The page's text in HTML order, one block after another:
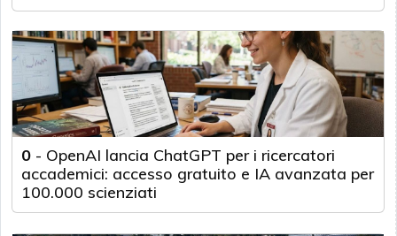
0 - OpenAI lancia ChatGPT per i ricercatori
accademici: accesso gratuito e IA avanzata per
100.000 scienziati